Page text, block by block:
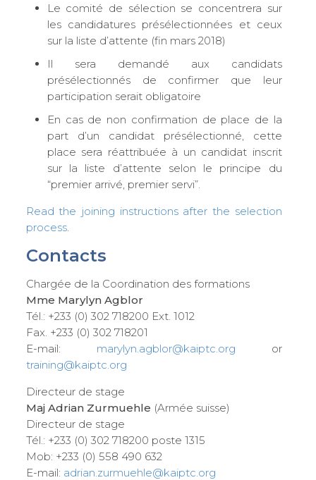
Le comité de sélection se concentrera sur
les candidatures présélectionnées et ceux
sur la liste d’attente (fin mars 2018)
Il sera demandé aux candidats
présélectionnés de confirmer que leur
participation serait obligatoire
En cas de non confirmation de place de la
part d’un candidat présélectionné, cette
place sera réattribuée à un candidat inscrit
sur la liste d’attente selon le principe du
“premier arrivé, premier servi”.
Read the joining instructions after the selection
process.
Contacts
Chargée de la Coordination des formations
Mme Marylyn Agblor
Tél.: +233 (0) 302 718200 Ext. 1012
Fax. +233 (0) 302 718201
E-mail: marylyn.agblor@kaiptc.org or
training@kaiptc.org
Directeur de stage
Maj Adrian Zurmuehle (Armée suisse)
Directeur de stage
Tél.: +233 (0) 302 718200 poste 1315
Mob: +233 (0) 558 490 632
E-mail: adrian.zurmuehle@kaiptc.org